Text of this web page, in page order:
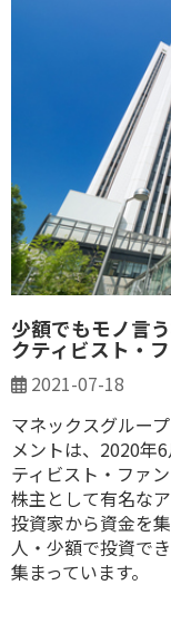
少額でもモノ言
クティビスト・
2021-07-18
マネックスグルー
メントは、2020年
ティビスト・ファ
株主として有名な
投資家から資金を
人・少額で投資で
集まっています。